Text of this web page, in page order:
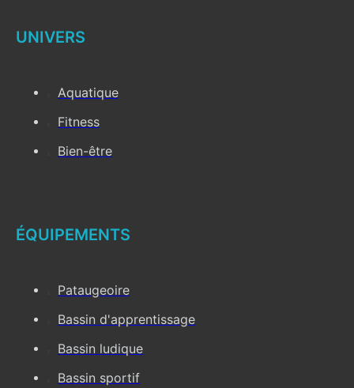
UNIVERS
Aquatique
Fitness
Bien-être
ÉQUIPEMENTS
Pataugeoire
Bassin d'apprentissage
Bassin ludique
Bassin sportif